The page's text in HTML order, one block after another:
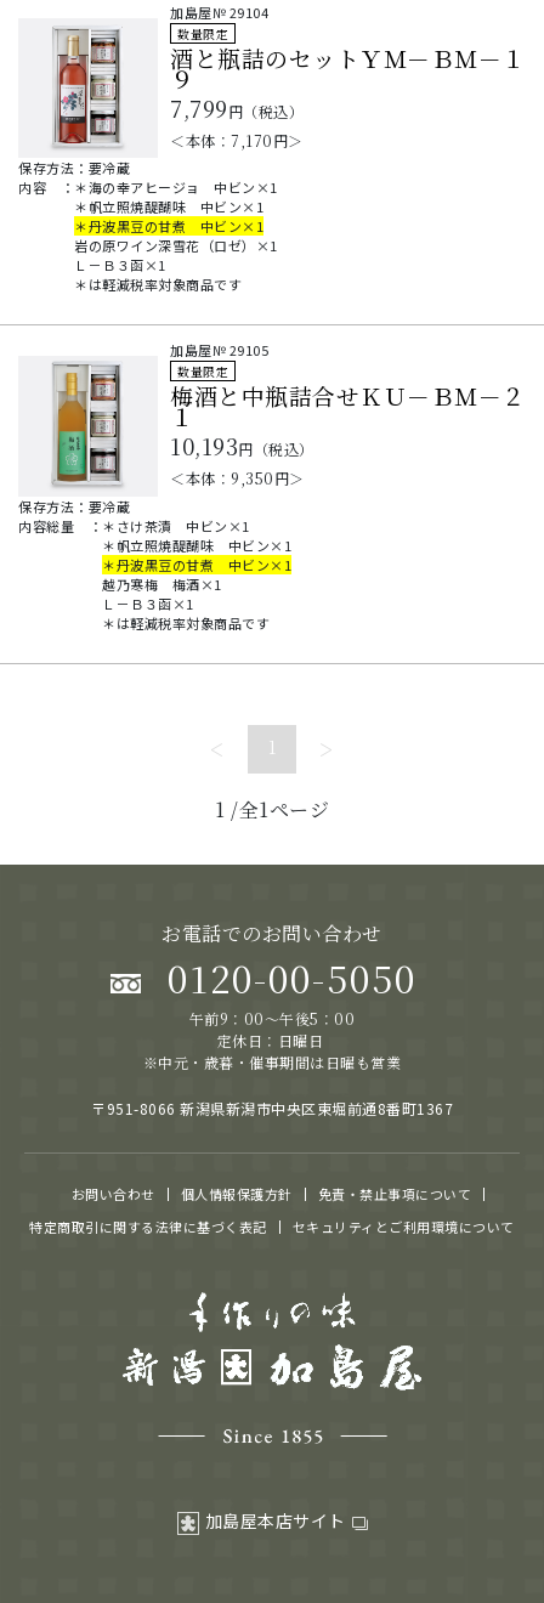
加島屋№29104
数量限定
酒と瓶詰のセットＹＭ－ＢＭ－１
９
7,799円（税込）
＜本体：7,170円＞
保存方法：要冷蔵
内容 ： ＊海の幸アヒージョ 中ビン×1
＊帆立照焼醍醐味 中ビン×1
＊丹波黒豆の甘煮 中ビン×1
岩の原ワイン深雪花（ロゼ）×1
Ｌ－Ｂ３函×1
＊は軽減税率対象商品です
加島屋№29105
数量限定
梅酒と中瓶詰合せＫＵ－ＢＭ－２
１
10,193円（税込）
＜本体： 9,350円＞
保存方法：要冷蔵
内容総量 ： ＊さけ茶漬 中ビン×1
＊帆立照焼醍醐味 中ビン×1
＊丹波黒豆の甘煮 中ビン×1
越乃寒梅 梅酒×1
Ｌ－Ｂ３函×1
＊は軽減税率対象商品です
< 1 >
1 /全1ページ
お電話でのお問い合わせ
0120-00-5050
午前9：00～午後5：00
定休日：日曜日
※中元・歳暮・催事期間は日曜も営業
〒951-8066 新潟県新潟市中央区東堀前通8番町1367
お問い合わせ 個人情報保護方針
免責・禁止事項について
特定商取引に関する法律に基づく表記
セキュリティとご利用環境について
加島屋本店サイト